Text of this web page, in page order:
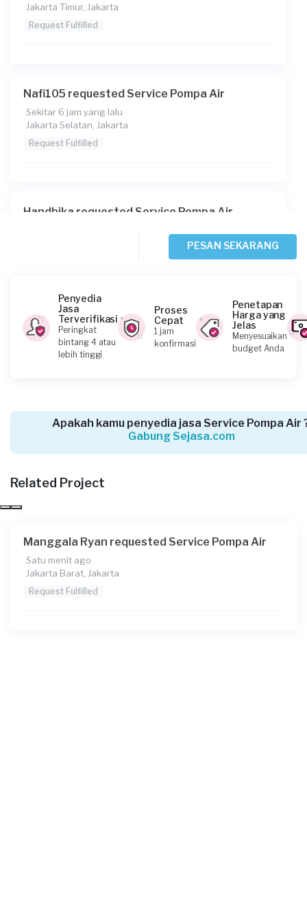
Jakarta Timur, Jakarta
Request Fulfilled
Nafi105 requested Service Pompa Air
Sekitar 6 jam yang lalu
Jakarta Selatan, Jakarta
Request Fulfilled
Handhika requested Service Pompa Air
Tari requested Service Pompa Air
2 hari yang lalu
Jakarta Barat, Jakarta
Jakarta Barat, Jakarta
Bimo Agra Pratama requested Service Pompa
Air
2 hari yang lalu
PESAN SEKARANG
Penyedia
Jasa
Terverifikasi
Peringkat
bintang 4 atau
lebih tinggi
Proses
Cepat
1 jam
konfirmasi
Penetapan
Harga yang
Jelas
Menyesuaikan
budget Anda
Apakah kamu penyedia jasa Service Pompa Air
Gabung Sejasa.com
Related Project
Manggala Ryan requested Service Pompa Air
Satu menit ago
Jakarta Barat, Jakarta
Request Fulfilled